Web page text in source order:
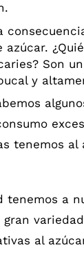
azúcar.
Son
y
tenemos al
tenemos a
al